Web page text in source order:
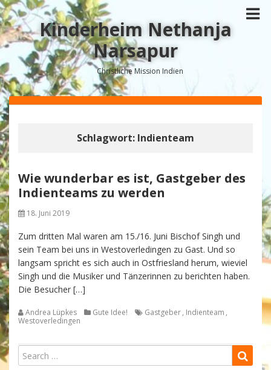
Kinderheim Nethanja
Narsapur
Christliche Mission Indien
Schlagwort: Indienteam
Wie wunderbar es ist, Gastgeber des
Indienteams zu werden
18. Juni 2019
Zum dritten Mal waren am 15./16. Juni Bischof Singh und
sein Team bei uns in Westoverledingen zu Gast. Und so
langsam spricht es sich auch in Ostfriesland herum, wieviel
Singh und die Musiker und Tänzerinnen zu berichten haben.
Die Besucher […]
Andrea Lüpkes Gute Idee! Gastgeber, Indienteam ,
Westoverledingen